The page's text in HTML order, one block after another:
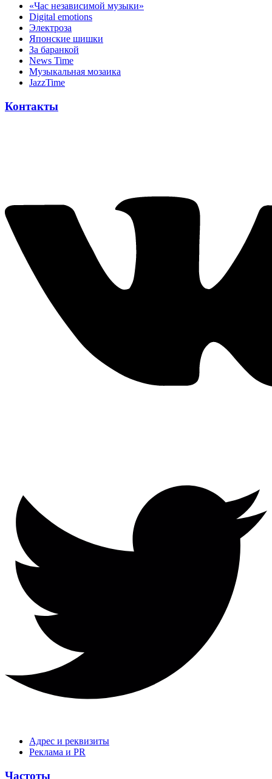
«Час независимой музыки»
Digital emotions
Электроза
Японскиe шишки
За баранкой
News Time
Музыкальная мозаика
JazzTime
Контакты
Адрес и реквизиты
Реклама и PR
Частоты